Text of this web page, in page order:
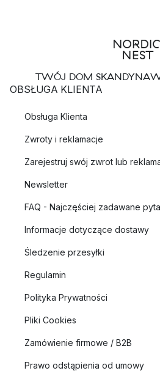
TWÓJ DOM
OBSŁUGA KLIENTA
Obsługa Klienta
Zwroty i reklamacje
Zarejestruj swój zwrot lub
Newsletter
FAQ - Najczęściej zadawane
Informacje dotyczące dostawy
Śledzenie przesyłki
Regulamin
Polityka Prywatności
Pliki Cookies
Zamówienie firmowe / B2B
Prawo odstąpienia od umowy